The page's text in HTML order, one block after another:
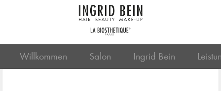
Willkommen Salon Ingrid Bein